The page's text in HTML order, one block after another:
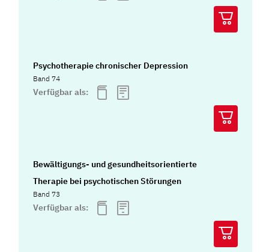
Psychotherapie chronischer Depression
Band 74
Verfügbar als:
Bewältigungs- und gesundheitsorientierte
Therapie bei psychotischen Störungen
Band 73
Verfügbar als: